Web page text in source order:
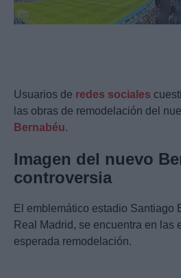
Usuarios de redes sociales
las obras de remodelación del
Bernabéu.
Imagen del nuevo
controversia
El emblemático estadio Santiago
Real Madrid, se encuentra en las
esperada remodelación.